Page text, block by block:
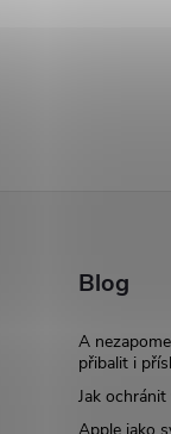
Blog
A
přibalit i
Jak